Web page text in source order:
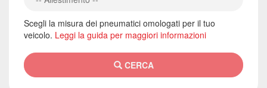
Scegli la misura dei pneumatici omologati per il tuo
veicolo. Leggi la guida per maggiori informazioni
CERCA